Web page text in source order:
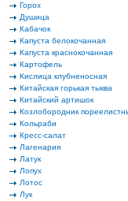
Горох
Душица
Кабачок
Капуста белокочанная
Капуста краснокочанная
Картофель
Кислица клубненосная
Китайская горькая тыква
Китайский артишок
Козлобородник
Кольраби
Кресс-салат
Лагенария
Латук
Лопух
Лотос
Лук